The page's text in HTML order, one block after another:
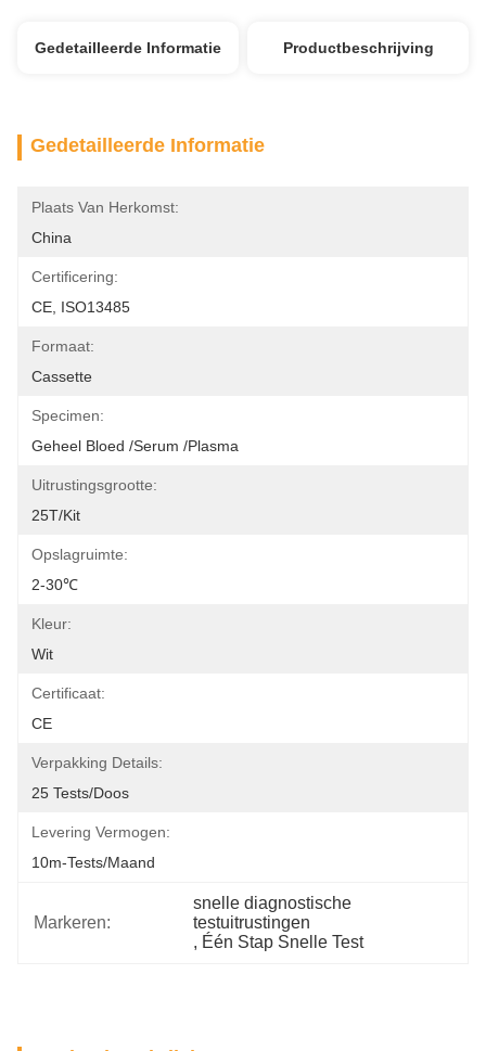
Gedetailleerde Informatie Productbeschrijving
Gedetailleerde Informatie
Plaats Van Herkomst:
China
Certificering:
CE, ISO13485
Formaat:
Cassette
Specimen:
Geheel Bloed /Serum /Plasma
Uitrustingsgrootte:
25T/Kit
Opslagruimte:
2-30℃
Kleur:
Wit
Certificaat:
CE
Verpakking Details:
25 Tests/Doos
Levering Vermogen:
10m-Tests/maand
Markeren:
snelle diagnostische
testuitrustingen
, Één Stap Snelle Test